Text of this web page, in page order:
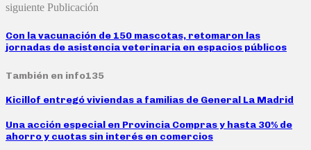
siguiente Publicación
Con la vacunación de 150 mascotas, retomaron las
jornadas de asistencia veterinaria en espacios públicos
También en info135
Kicillof entregó viviendas a familias de General La Madrid
Una acción especial en Provincia Compras y hasta 30% de
ahorro y cuotas sin interés en comercios